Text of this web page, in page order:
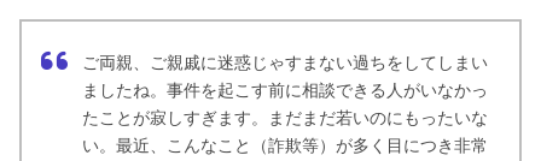
ご両親、ご親戚に迷惑じゃすまない過ちをしてしまい
ましたね。事件を起こす前に相談できる人がいなかっ
たことが寂しすぎます。まだまだ若いのにもったいな
い。最近、こんなこと（詐欺等）が多く目につき非常